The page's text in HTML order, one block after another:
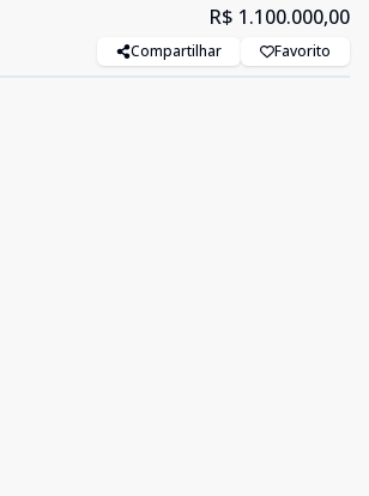
R$ 1.100.000,00
Compartilhar Favorito